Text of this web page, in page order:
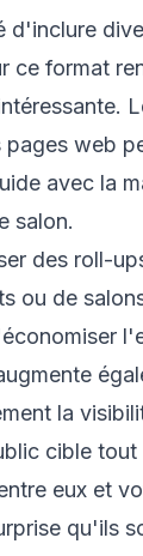
d'inclure
ce format
pages web
avec la
salon.
des roll-
ou de
la
cible
eux et
qu'ils